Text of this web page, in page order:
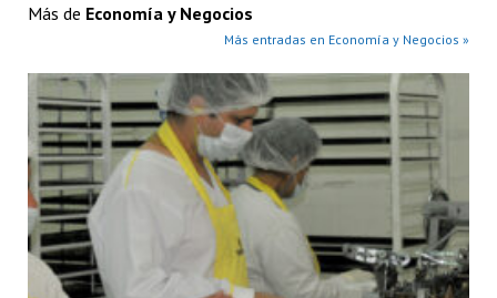
Más de Economía y Negocios
Más entradas en Economía y Negocios »